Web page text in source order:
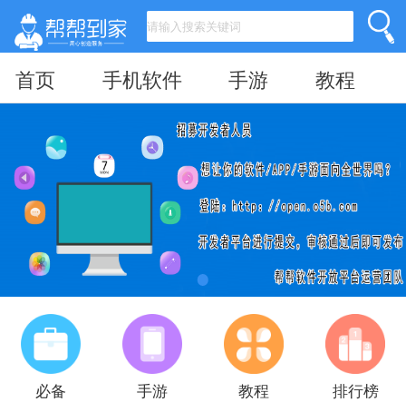
首页 手机软件 手游 教程
必备 手游 教程 排行榜